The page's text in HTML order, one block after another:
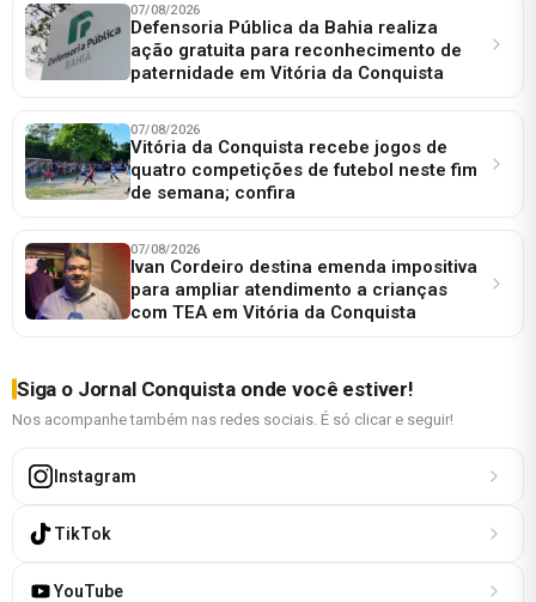
07/08/2026
Defensoria Pública da Bahia realiza
ação gratuita para reconhecimento de
paternidade em Vitória da Conquista
07/08/2026
Vitória da Conquista recebe jogos de
quatro competições de futebol neste fim
de semana; confira
07/08/2026
Ivan Cordeiro destina emenda impositiva
para ampliar atendimento a crianças
com TEA em Vitória da Conquista
Siga o Jornal Conquista onde você estiver!
Nos acompanhe também nas redes sociais. É só clicar e seguir!
Instagram
TikTok
YouTube